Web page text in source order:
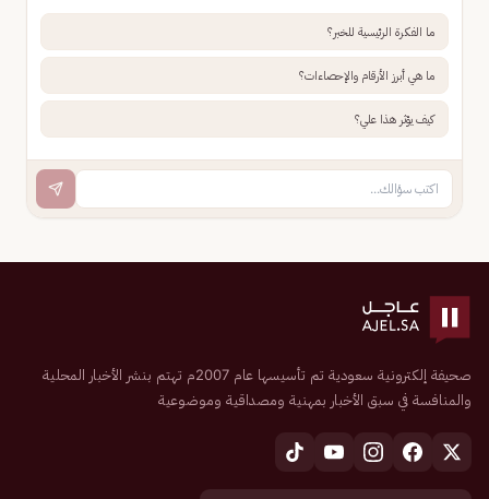
ما الفكرة الرئيسية للخبر؟
ما هي أبرز الأرقام والإحصاءات؟
كيف يؤثر هذا علي؟
صحيفة إلكترونية سعودية تم تأسيسها عام 2007م تهتم بنشر الأخبار المحلية
والمنافسة في سبق الأخبار بمهنية ومصداقية وموضوعية